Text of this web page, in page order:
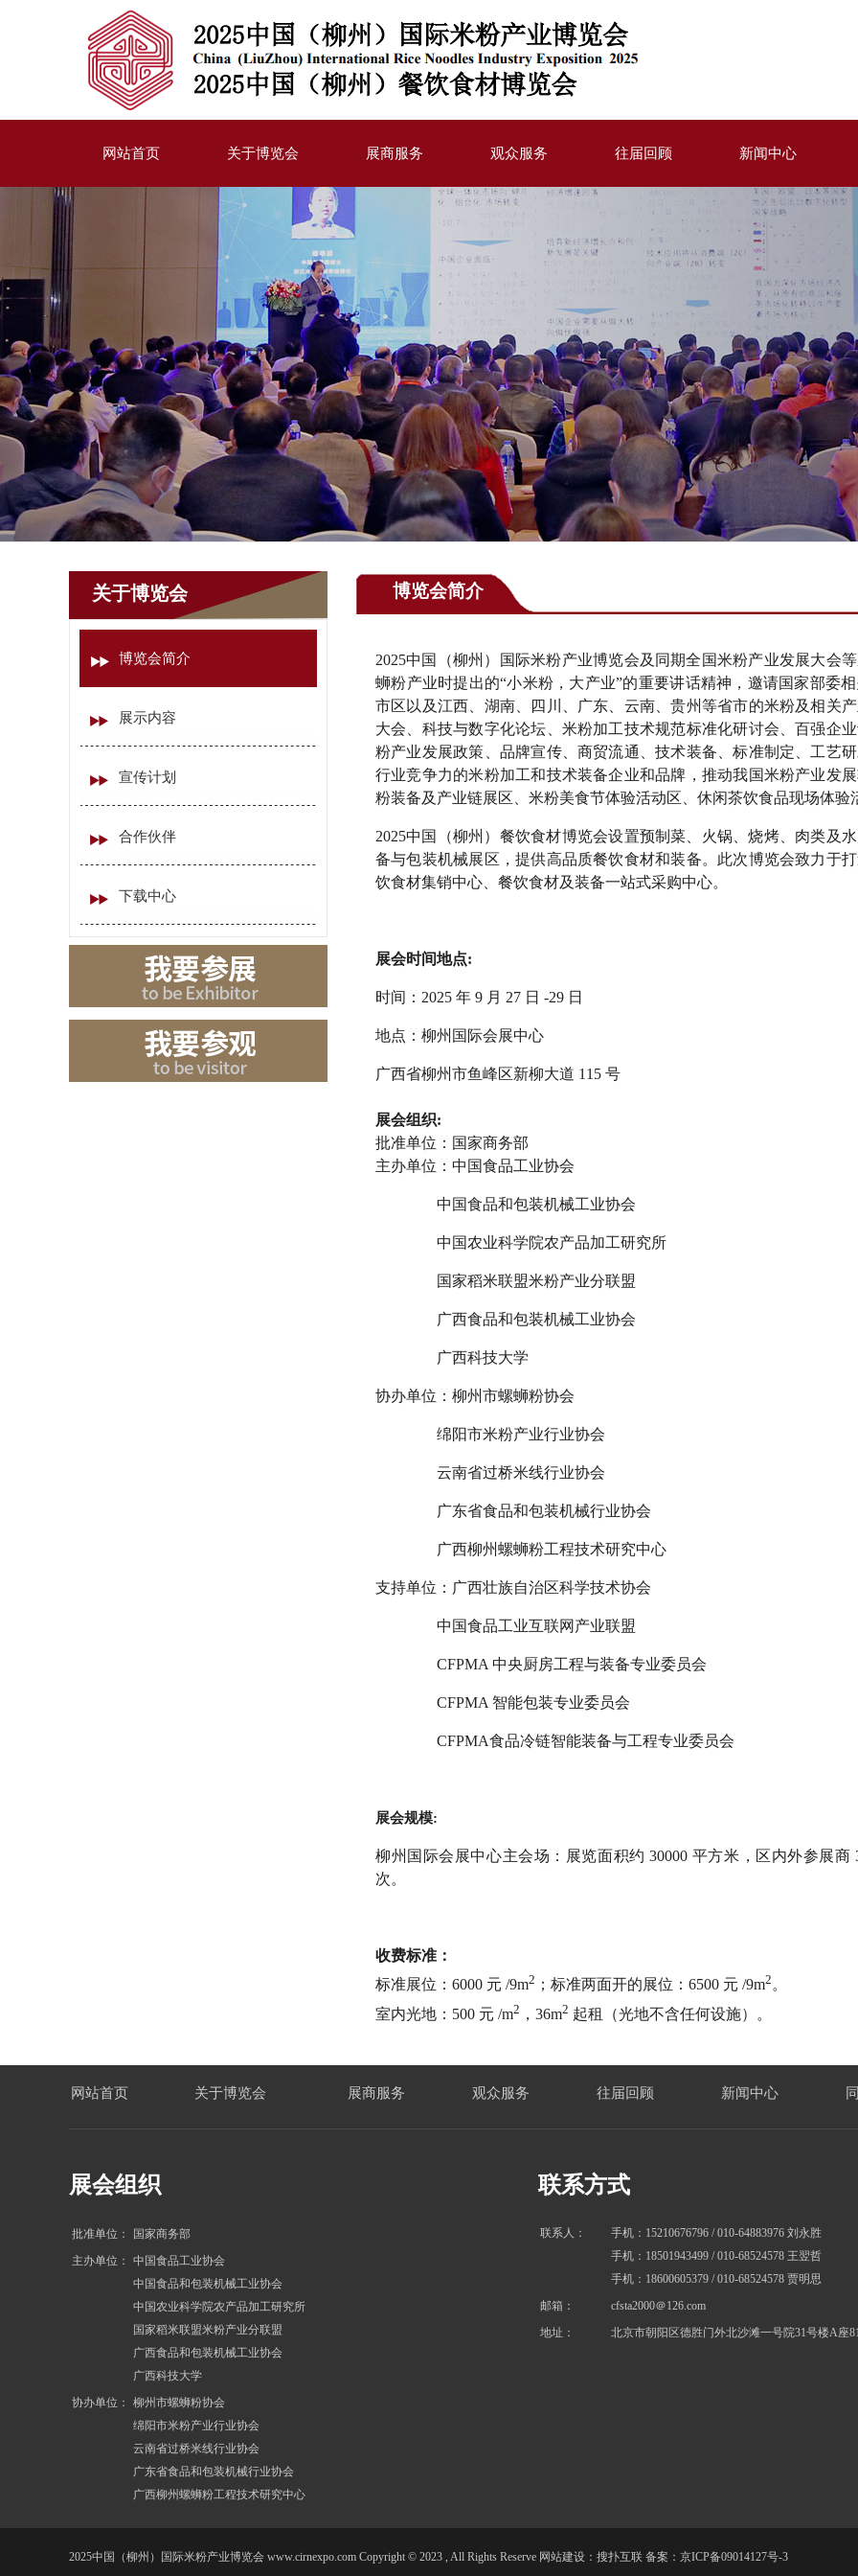
网站首页 关于博览会
博览会简介
宣传计划
合作伙伴
下载中心
展商服务
同期活动赞助
展商登录
观众服务
住宿信息
往届回顾
2022年活动
2023年活动
2024年活动
新闻中心
通知公告
行业动态
合作媒体
关于博览会
博览会简介
展示内容
宣传计划
合作伙伴
下载中心
博览会简介
2025中国（柳州）国际米粉产业博览会及同期全国米粉产业发展大会
蛳粉产业时提出的“小米粉，大产业”的重要讲话精神，邀请国家部委
市区以及江西、湖南、四川、广东、云南、贵州等省市的米粉及相关
大会、科技与数字化论坛、米粉加工技术规范标准化研讨会、百强企
粉产业发展政策、品牌宣传、商贸流通、技术装备、标准制定、工艺
行业竞争力的米粉加工和技术装备企业和品牌，推动我国米粉产业发
粉装备及产业链展区、米粉美食节体验活动区、休闲茶饮食品现场体验
2025中国（柳州）餐饮食材博览会设置预制菜、火锅、烧烤、肉类及
备与包装机械展区，提供高品质餐饮食材和装备。此次博览会致力于
饮食材集销中心、餐饮食材及装备一站式采购中心。
展会时间地点:
时间：2025 年 9 月 27 日 -29 日
地点：柳州国际会展中心
广西省柳州市鱼峰区新柳大道 115 号
展会组织:
批准单位：国家商务部
主办单位： 中国食品工业协会
中国食品和包装机械工业协会
中国农业科学院农产品加工研究所
国家稻米联盟米粉产业分联盟
广西食品和包装机械工业协会
广西科技大学
协办单位：柳州市螺蛳粉协会
绵阳市米粉产业行业协会
云南省过桥米线行业协会
广东省食品和包装机械行业协会
广西柳州螺蛳粉工程技术研究中心
支持单位： 广西壮族自治区科学技术协会
中国食品工业互联网产业联盟
CFPMA 中央厨房工程与装备专业委员会
CFPMA 智能包装专业委员会
CFPMA食品冷链智能装备与工程专业委员会
展会规模:
柳州国际会展中心主会场：展览面积约 30000 平方米，区内外参展商
次。
收费标准：
标准展位：6000 元 /9m2 ；标准两面开的展位：6500 元 /9m2 。
室内光地：500 元 /m2 ，36m2 起租（光地不含任何设施）。
网站首页 关于博览会 展商服务 观众服务 往届回顾 新闻中心
展会组织
批准单位：
国家商务部
主办单位：
中国食品工业协会
中国食品和包装机械工业协会
中国农业科学院农产品加工研究所
国家稻米联盟米粉产业分联盟
广西食品和包装机械工业协会
广西科技大学
协办单位：
柳州市螺蛳粉协会
绵阳市米粉产业行业协会
云南省过桥米线行业协会
广东省食品和包装机械行业协会
广西柳州螺蛳粉工程技术研究中心
联系方式
联系人： 手机：15210676796 / 010-64883976 刘永胜
手机：18501943499 / 010-68524578 王翌哲
手机：18600605379 / 010-68524578 贾明思
邮箱：
cfsta2000＠126.com
地址：
北京市朝阳区德胜门外北沙滩一号院31号楼A座
2025中国（柳州）国际米粉产业博览会 www.cirnexpo.com Copyright © 2023 , All Rights Reserve 网站建设：搜扑互联 备案： 京ICP备09014127号-3